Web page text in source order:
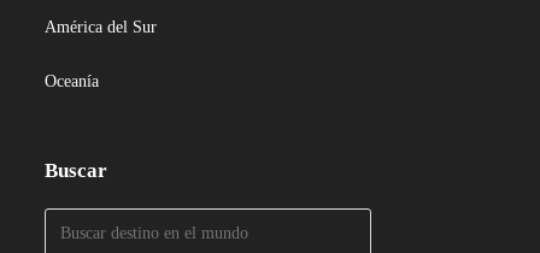
América del Sur
Oceanía
Buscar